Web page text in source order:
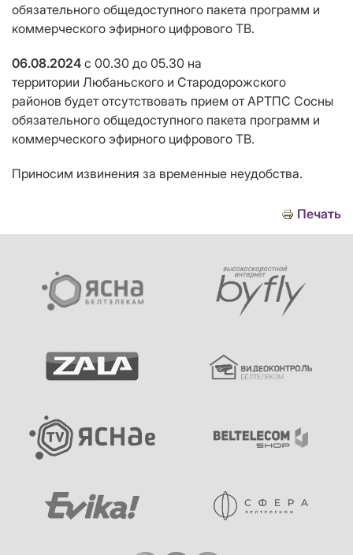
обязательного общедоступного пакета программ и
коммерческого эфирного цифрового ТВ.
06.08.2024 с 00.30 до 05.30 на
территории Любаньского и Стародорожского
районов будет отсутствовать прием от АРТПС Сосны
обязательного общедоступного пакета программ и
коммерческого эфирного цифрового ТВ.
Приносим извинения за временные неудобства.
Печать